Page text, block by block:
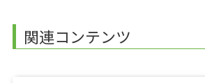
関連コンテンツ